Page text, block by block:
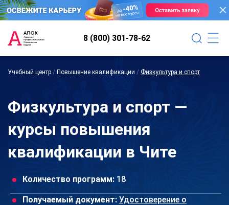
8 (800) 301-78-62
Учебный центр / Повышение квалификации / Физкультура и спорт
Физкультура и спорт —
курсы повышения
квалификации в Чите
Количество программ: 18
Получаемый документ: Удостоверение о